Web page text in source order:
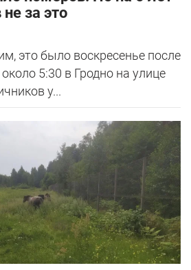
за это
это было воскресенье после
5:30 в Гродно на улице
у...